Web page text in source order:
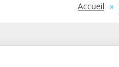
Accueil »